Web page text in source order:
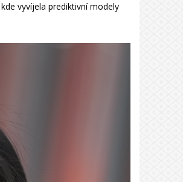
vyvíjela prediktivní modely